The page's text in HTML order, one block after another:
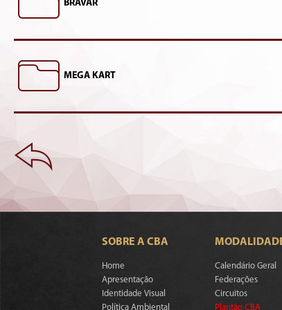
BRAVAR
MEGA KART
SOBRE A CBA
Home
Apresentação
Identidade Visual
Política Ambiental
Calendário Geral
Federações
Circuitos
Plantão CBA